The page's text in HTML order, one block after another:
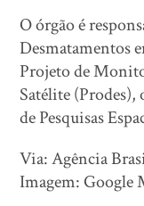
O órgão é
Desmatamentos
Projeto de
Satélite
de Pesquisas
Via: Agência
Imagem: Google